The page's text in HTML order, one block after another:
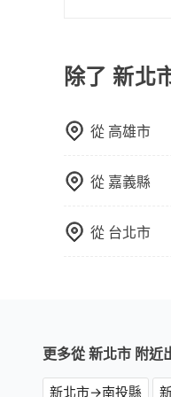
能用更少的司
反應在服務品
驗當地的生活
幕，並且可以
除了 新北
從 高雄市
從 嘉義縣
從 台北市
更多從 新北市 附近
新北市→南投縣